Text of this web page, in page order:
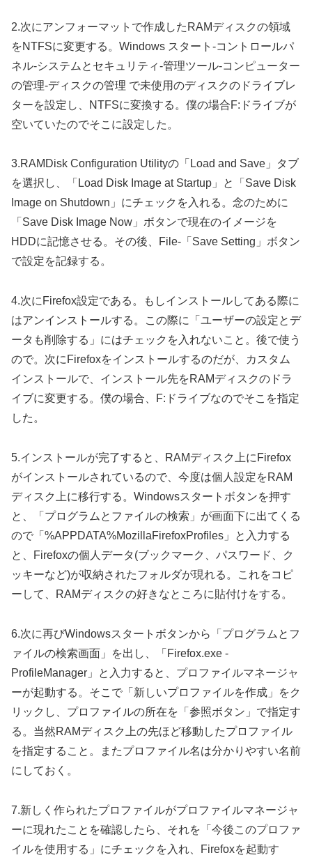
2.次にアンフォーマットで作成したRAMディスクの領域
をNTFSに変更する。Windows スタート-コントロールパ
ネル-システムとセキュリティ-管理ツール-コンピューター
の管理-ディスクの管理 で未使用のディスクのドライブレ
ターを設定し、NTFSに変換する。僕の場合F:ドライブが
空いていたのでそこに設定した。
3.RAMDisk Configuration Utilityの「Load and Save」タブ
を選択し、「Load Disk Image at Startup」と「Save Disk
Image on Shutdown」にチェックを入れる。念のために
「Save Disk Image Now」ボタンで現在のイメージを
HDDに記憶させる。その後、File-「Save Setting」ボタン
で設定を記録する。
4.次にFirefox設定である。もしインストールしてある際に
はアンインストールする。この際に「ユーザーの設定とデ
ータも削除する」にはチェックを入れないこと。後で使う
ので。次にFirefoxをインストールするのだが、カスタム
インストールで、インストール先をRAMディスクのドラ
イブに変更する。僕の場合、F:ドライブなのでそこを指定
した。
5.インストールが完了すると、RAMディスク上にFirefox
がインストールされているので、今度は個人設定をRAM
ディスク上に移行する。Windowsスタートボタンを押す
と、「プログラムとファイルの検索」が画面下に出てくる
ので「%APPDATA%MozillaFirefoxProfiles」と入力する
と、Firefoxの個人データ(ブックマーク、パスワード、ク
ッキーなど)が収納されたフォルダが現れる。これをコピ
ーして、RAMディスクの好きなところに貼付けをする。
6.次に再びWindowsスタートボタンから「プログラムとフ
ァイルの検索画面」を出し、「Firefox.exe -
ProfileManager」と入力すると、プロファイルマネージャ
ーが起動する。そこで「新しいプロファイルを作成」をク
リックし、プロファイルの所在を「参照ボタン」で指定す
る。当然RAMディスク上の先ほど移動したプロファイル
を指定すること。またプロファイル名は分かりやすい名前
にしておく。
7.新しく作られたプロファイルがプロファイルマネージャ
ーに現れたことを確認したら、それを「今後このプロファ
イルを使用する」にチェックを入れ、Firefoxを起動す